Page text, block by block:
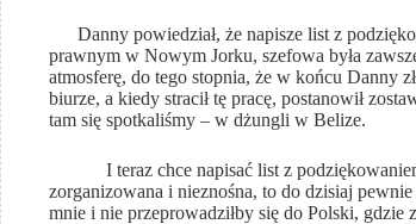
Danny powiedział, że napisze list z
prawnym w Nowym Jorku, szefowa była
atmosferę, do tego stopnia, że w końcu Danny
biurze, a kiedy stracił tę pracę, postanowił
tam się spotkaliśmy – w dżungli w Belize.
I teraz chce napisać list z podziękowaniem
zorganizowana i nieznośna, to do dzisiaj
mnie i nie przeprowadziłby się do Polski, gdzie